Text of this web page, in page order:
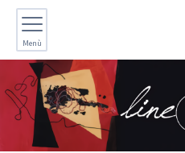
Menù